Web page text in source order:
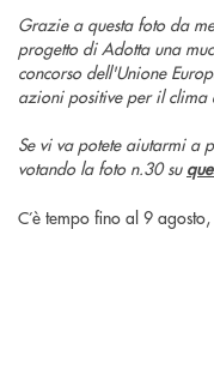
Grazie a questa foto da
progetto di Adotta una
concorso dell'Unione
azioni positive per il clima
Se vi va potete aiutarmi a
votando la foto n.30 su
C’è tempo fino al 9